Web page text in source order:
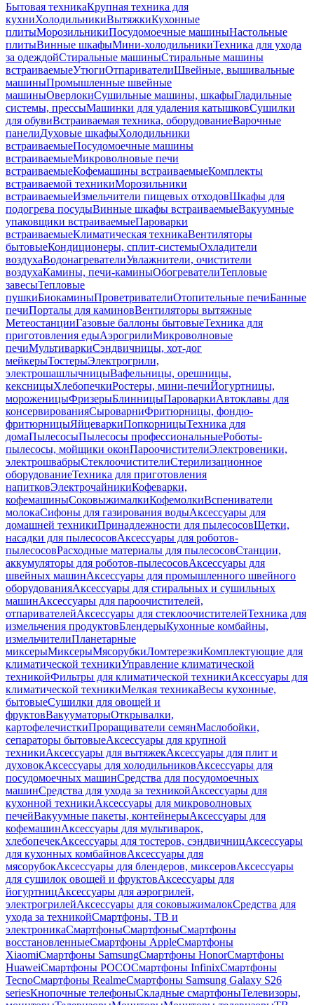
Бытовая техникаКрупная техника для
кухниХолодильникиВытяжкиКухонные
плитыМорозильникиПосудомоечные машиныНастольные
плитыВинные шкафыМини-холодильникиТехника для ухода
за одеждойСтиральные машиныСтиральные машины
встраиваемыеУтюгиОтпаривателиШвейные, вышивальные
машиныПромышленные швейные
машиныОверлокиСушильные машины, шкафыГладильные
системы, прессыМашинки для удаления катышковСушилки
для обувиВстраиваемая техника, оборудованиеВарочные
панелиДуховые шкафыХолодильники
встраиваемыеПосудомоечные машины
встраиваемыеМикроволновые печи
встраиваемыеКофемашины встраиваемыеКомплекты
встраиваемой техникиМорозильники
встраиваемыеИзмельчители пищевых отходовШкафы для
подогрева посудыВинные шкафы встраиваемыеВакуумные
упаковщики встраиваемыеПароварки
встраиваемыеКлиматическая техникаВентиляторы
бытовыеКондиционеры, сплит-системыОхладители
воздухаВодонагревателиУвлажнители, очистители
воздухаКамины, печи-каминыОбогревателиТепловые
завесыТепловые
пушкиБиокаминыПроветривателиОтопительные печиБанные
печиПорталы для каминовВентиляторы вытяжные
МетеостанцииГазовые баллоны бытовыеТехника для
приготовления едыАэрогрилиМикроволновые
печиМультиваркиСэндвичницы, хот-дог
мейкерыТостерыЭлектрогрили,
электрошашлычницыВафельницы, орешницы,
кексницыХлебопечкиРостеры, мини-печиЙогуртницы,
мороженицыФризерыБлинницыПароваркиАвтоклавы для
консервированияСыроварниФритюрницы, фондю-
фритюрницыЯйцеваркиПопкорницыТехника для
домаПылесосыПылесосы профессиональныеРоботы-
пылесосы, мойщики оконПароочистителиЭлектровеники,
электрошвабрыСтеклоочистителиСтерилизационное
оборудованиеТехника для приготовления
напитковЭлектрочайникиКофеварки,
кофемашиныСоковыжималкиКофемолкиВспениватели
молокаСифоны для газирования водыАксессуары для
домашней техникиПринадлежности для пылесосовЩетки,
насадки для пылесосовАксессуары для роботов-
пылесосовРасходные материалы для пылесосовСтанции,
аккумуляторы для роботов-пылесосовАксессуары для
швейных машинАксессуары для промышленного швейного
оборудованияАксессуары для стиральных и сушильных
машинАксессуары для пароочистителей,
отпаривателейАксессуары для стеклоочистителейТехника для
измельчения продуктовБлендерыКухонные комбайны,
измельчителиПланетарные
миксерыМиксерыМясорубкиЛомтерезкиКомплектующие для
климатической техникиУправление климатической
техникойФильтры для климатической техникиАксессуары для
климатической техникиМелкая техникаВесы кухонные,
бытовыеСушилки для овощей и
фруктовВакууматорыОткрывалки,
картофелечисткиПроращиватели семянМаслобойки,
сепараторы бытовыеАксессуары для крупной
техникиАксессуары для вытяжекАксессуары для плит и
духовокАксессуары для холодильниковАксессуары для
посудомоечных машинСредства для посудомоечных
машинСредства для ухода за техникойАксессуары для
кухонной техникиАксессуары для микроволновых
печейВакуумные пакеты, контейнерыАксессуары для
кофемашинАксессуары для мультиварок,
хлебопечекАксессуары для тостеров, сэндвичницАксессуары
для кухонных комбайновАксессуары для
мясорубокАксессуары для блендеров, миксеровАксессуары
для сушилок овощей и фруктовАксессуары для
йогуртницАксессуары для аэрогрилей,
электрогрилейАксессуары для соковыжималокСредства для
ухода за техникойСмартфоны, ТВ и
электроникаСмартфоныСмартфоныСмартфоны
восстановленныеСмартфоны AppleСмартфоны
XiaomiСмартфоны SamsungСмартфоны HonorСмартфоны
HuaweiСмартфоны POCOСмартфоны InfinixСмартфоны
TecnoСмартфоны RealmeСмартфоны Samsung Galaxy S26
seriesКнопочные телефоныСкладные смартфоныТелевизоры,